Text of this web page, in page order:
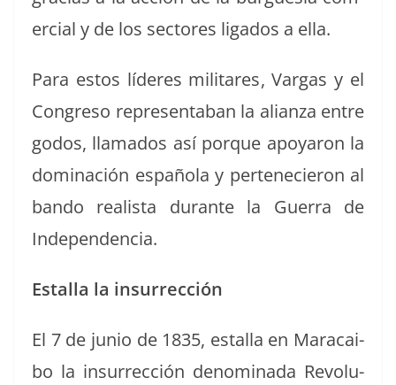
er­cial y de los sec­tores lig­a­dos a ella.
Para estos líderes mil­itares, Var­gas y el
Con­gre­so rep­re­senta­ban la alian­za entre
godos, lla­ma­dos así porque apo­yaron la
dom­i­nación españo­la y pertenecieron al
ban­do real­ista durante la Guer­ra de
Independencia.
Estal­la la insurrección
El 7 de junio de 1835, estal­la en Mara­cai­
bo la insur­rec­ción denom­i­na­da Rev­olu­